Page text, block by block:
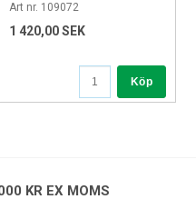
bra fäste i trästolpar.
skyddshandskar vid
Art nr. 109072
1 420,00 SEK
Köp
KR EX MOMS